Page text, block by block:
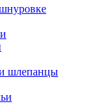
шлепанцы